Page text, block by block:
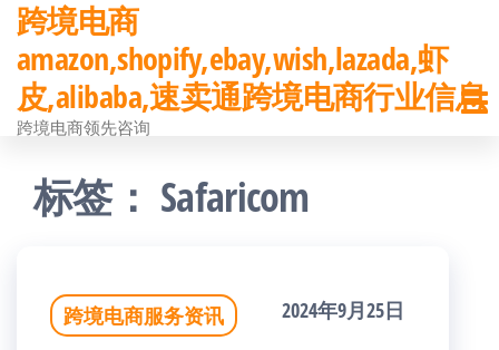
前
往
内
跨境电商
amazon,shopify,ebay,wish,lazada,虾
皮,alibaba,速卖通跨境电商行业信息
跨境电商领先咨询
标签： Safaricom
跨境电商服务资讯 2024年9月25日